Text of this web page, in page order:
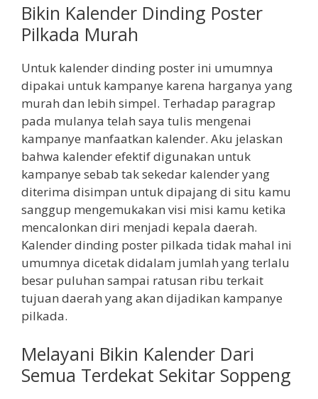
Bikin Kalender Dinding Poster
Pilkada Murah
Untuk kalender dinding poster ini umumnya
dipakai untuk kampanye karena harganya yang
murah dan lebih simpel. Terhadap paragrap
pada mulanya telah saya tulis mengenai
kampanye manfaatkan kalender. Aku jelaskan
bahwa kalender efektif digunakan untuk
kampanye sebab tak sekedar kalender yang
diterima disimpan untuk dipajang di situ kamu
sanggup mengemukakan visi misi kamu ketika
mencalonkan diri menjadi kepala daerah.
Kalender dinding poster pilkada tidak mahal ini
umumnya dicetak didalam jumlah yang terlalu
besar puluhan sampai ratusan ribu terkait
tujuan daerah yang akan dijadikan kampanye
pilkada.
Melayani Bikin Kalender Dari
Semua Terdekat Sekitar Soppeng